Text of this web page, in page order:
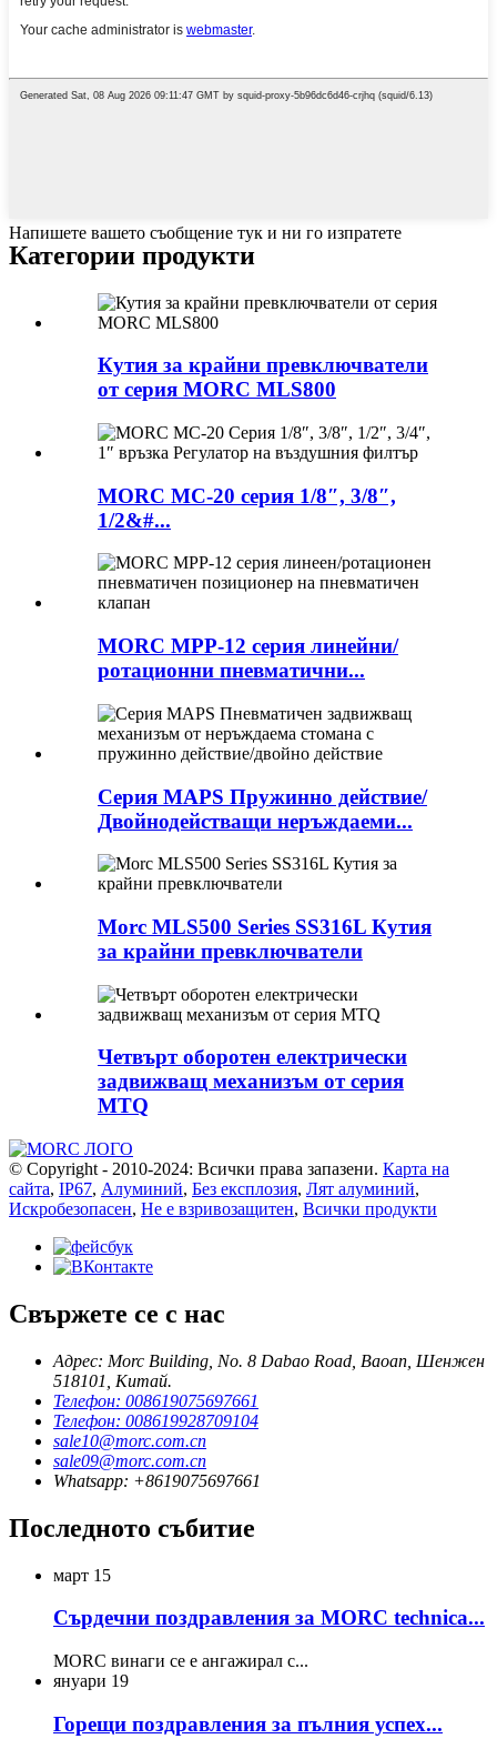
Напишете вашето съобщение тук и ни го изпратете
Категории продукти
Кутия за крайни превключватели
от серия MORC MLS800
MORC MC-20 серия 1/8″, 3/8″,
1/2&#...
MORC MPP-12 серия линейни/
ротационни пневматични...
Серия MAPS Пружинно действие/
Двойнодействащи неръждаеми...
Morc MLS500 Series SS316L Кутия
за крайни превключватели
Четвърт оборотен електрически
задвижващ механизъм от серия
MTQ
© Copyright - 2010-2024: Всички права запазени. Карта на
сайта, IP67, Алуминий, Без експлозия, Лят алуминий,
Искробезопасен, Не е взривозащитен, Всички продукти
Свържете се с нас
Адрес: Morc Building, No. 8 Dabao Road, Baoan, Шенжен
518101, Китай.
Телефон: 008619075697661
Телефон: 008619928709104
sale10@morc.com.cn
sale09@morc.com.cn
Whatsapp: +8619075697661
Последното събитие
март 15
Сърдечни поздравления за MORC technica...
MORC винаги се е ангажирал с...
януари 19
Горещи поздравления за пълния успех...